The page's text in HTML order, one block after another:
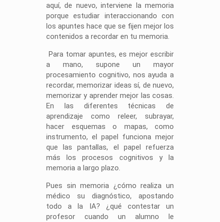
aquí, de nuevo, interviene la memoria
porque estudiar interaccionando con
los apuntes hace que se fijen mejor los
contenidos a recordar en tu memoria.
Para tomar apuntes, es mejor escribir
a mano, supone un mayor
procesamiento cognitivo, nos ayuda a
recordar, memorizar ideas sí, de nuevo,
memorizar y aprender mejor las cosas.
En las diferentes técnicas de
aprendizaje como releer, subrayar,
hacer esquemas o mapas, como
instrumento, el papel funciona mejor
que las pantallas, el papel refuerza
más los procesos cognitivos y la
memoria a largo plazo.
Pues sin memoria ¿cómo realiza un
médico su diagnóstico, apostando
todo a la IA? ¿qué contestar un
profesor cuando un alumno le